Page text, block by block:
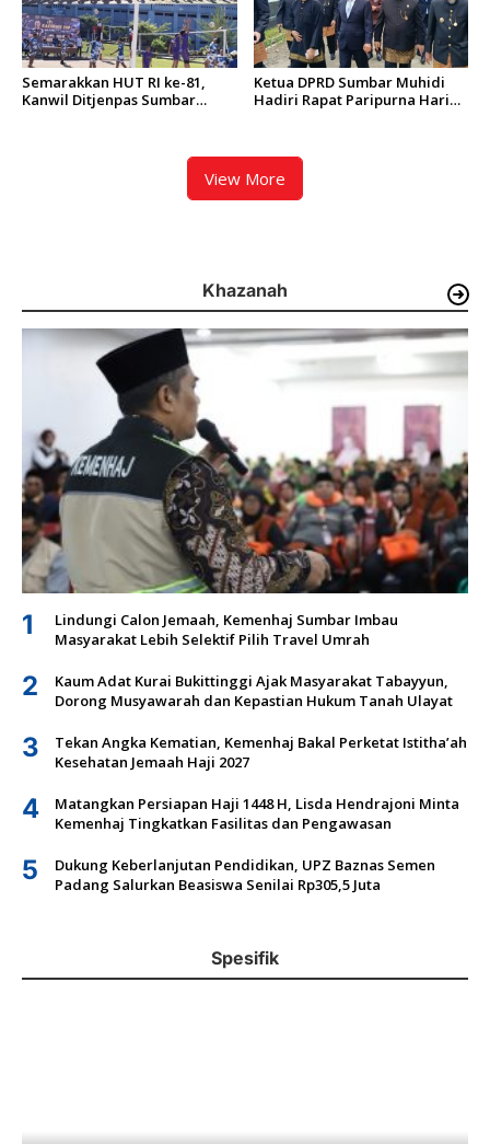
Semarakkan HUT RI ke-81,
Kanwil Ditjenpas Sumbar
Ketua DPRD Sumbar Muhidi
Hadiri Rapat Paripurna Hari
View More
Khazanah
1
Lindungi Calon Jemaah, Kemenhaj Sumbar Imbau
Masyarakat Lebih Selektif Pilih Travel Umrah
2
Kaum Adat Kurai Bukittinggi Ajak Masyarakat Tabayyun,
Dorong Musyawarah dan Kepastian Hukum Tanah Ulayat
3
Tekan Angka Kematian, Kemenhaj Bakal Perketat Istitha’ah
Kesehatan Jemaah Haji 2027
4
Matangkan Persiapan Haji 1448 H, Lisda Hendrajoni Minta
Kemenhaj Tingkatkan Fasilitas dan Pengawasan
5
Dukung Keberlanjutan Pendidikan, UPZ Baznas Semen
Padang Salurkan Beasiswa Senilai Rp305,5 Juta
Spesifik